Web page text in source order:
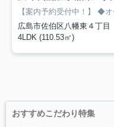
【案内予約受付中！】 ◆オール電
広島市佐伯区八幡東４丁目
4LDK (110.53㎡)
おすすめこだわり特集